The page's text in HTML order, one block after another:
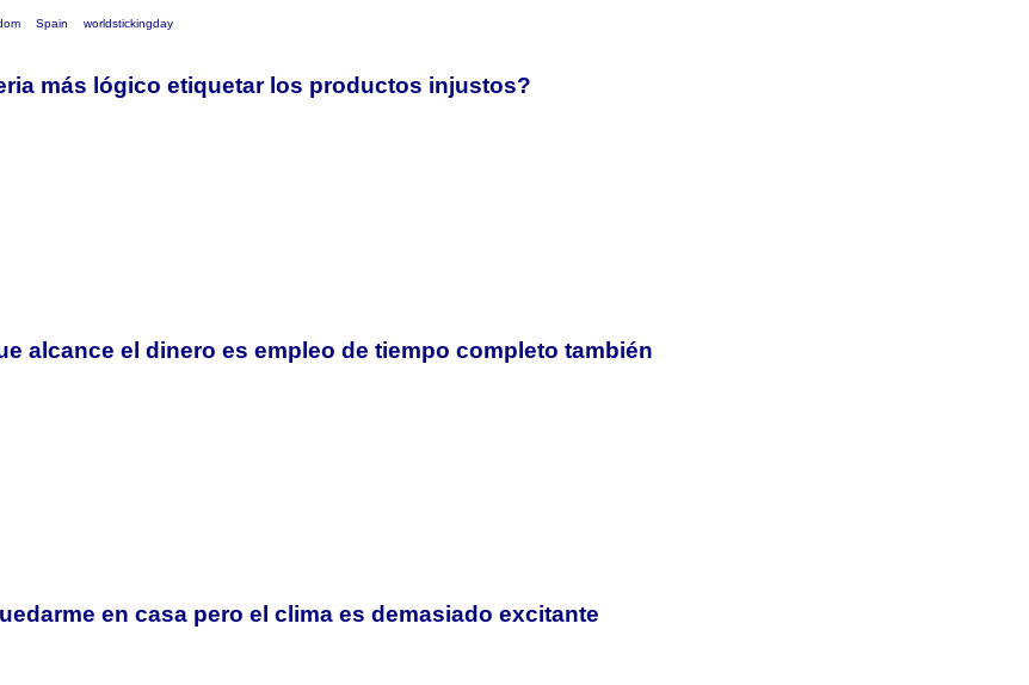
Spain worldstickingday
más lógico etiquetar los productos injustos?
alcance el dinero es empleo de tiempo completo también
en casa pero el clima es demasiado excitante